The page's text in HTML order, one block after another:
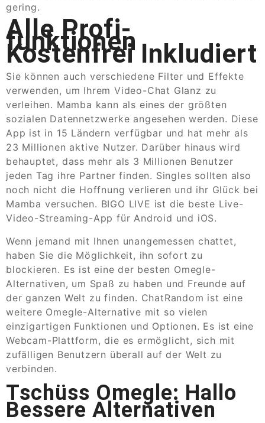
gering.
Alle Profi-
funktionen
Kostenfrei Inkludiert
Sie können auch verschiedene Filter und Effekte
verwenden, um Ihrem Video-Chat Glanz zu
verleihen. Mamba kann als eines der größten
sozialen Datennetzwerke angesehen werden. Diese
App ist in 15 Ländern verfügbar und hat mehr als
23 Millionen aktive Nutzer. Darüber hinaus wird
behauptet, dass mehr als 3 Millionen Benutzer
jeden Tag ihre Partner finden. Singles sollten also
noch nicht die Hoffnung verlieren und ihr Glück bei
Mamba versuchen. BIGO LIVE ist die beste Live-
Video-Streaming-App für Android und iOS.
Wenn jemand mit Ihnen unangemessen chattet,
haben Sie die Möglichkeit, ihn sofort zu
blockieren. Es ist eine der besten Omegle-
Alternativen, um Spaß zu haben und Freunde auf
der ganzen Welt zu finden. ChatRandom ist eine
weitere Omegle-Alternative mit so vielen
einzigartigen Funktionen und Optionen. Es ist eine
Webcam-Plattform, die es ermöglicht, sich mit
zufälligen Benutzern überall auf der Welt zu
verbinden.
Tschüss Omegle: Hallo
Bessere Alternativen